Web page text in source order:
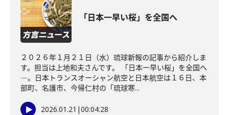
「日本一早い桜」を全国へ
２０２６年１月２１日（水）琉球新報の記事から紹介しま
す。担当は上地和夫さんです。 「日本一早い桜」を全国へ
―。日本トランスオーシャン航空と日本航空は１６日、本
部町、名護市、今帰仁村の「琉球寒...
2026.01.21 |00:04:28